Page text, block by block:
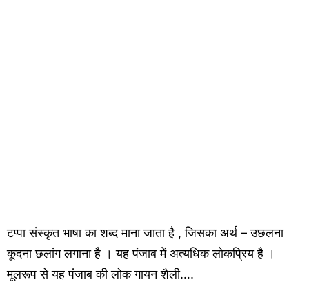
टप्पा संस्कृत भाषा का शब्द माना जाता है , जिसका अर्थ – उछलना
कूदना छलांग लगाना है । यह पंजाब में अत्यधिक लोकप्रिय है ।
मूलरूप से यह पंजाब की लोक गायन शैली….